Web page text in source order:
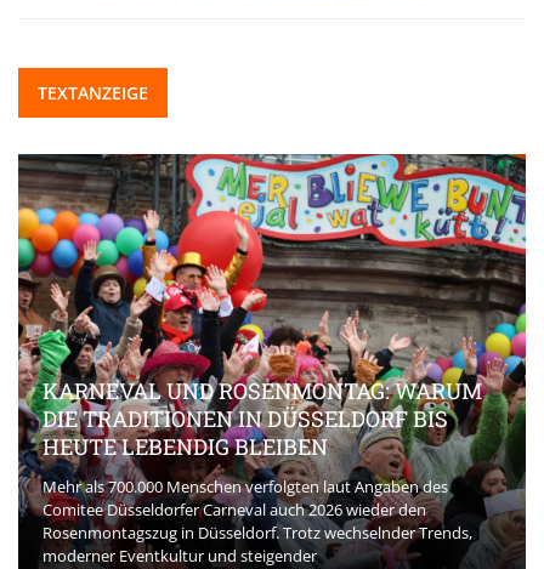
TEXTANZEIGE
KARNEVAL UND ROSENMONTAG: WARUM
DIE TRADITIONEN IN DÜSSELDORF BIS
HEUTE LEBENDIG BLEIBEN
Mehr als 700.000 Menschen verfolgten laut Angaben des
Comitee Düsseldorfer Carneval auch 2026 wieder den
Rosenmontagszug in Düsseldorf. Trotz wechselnder Trends,
moderner Eventkultur und steigender